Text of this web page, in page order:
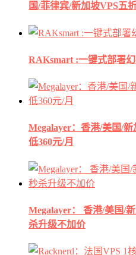
国/菲律宾/新加坡VPS五
RAKsmart :一键式部署
Megalayer：香港/美国/
低360元/月
Megalayer： 香港/美国/
杀升级不加价